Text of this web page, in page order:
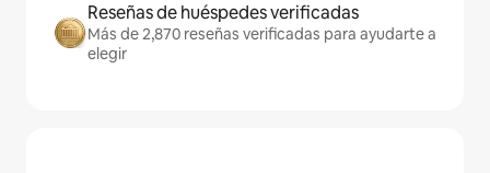
Reseñas de huéspedes verificadas
Más de 2,870 reseñas verificadas para ayudarte a
elegir